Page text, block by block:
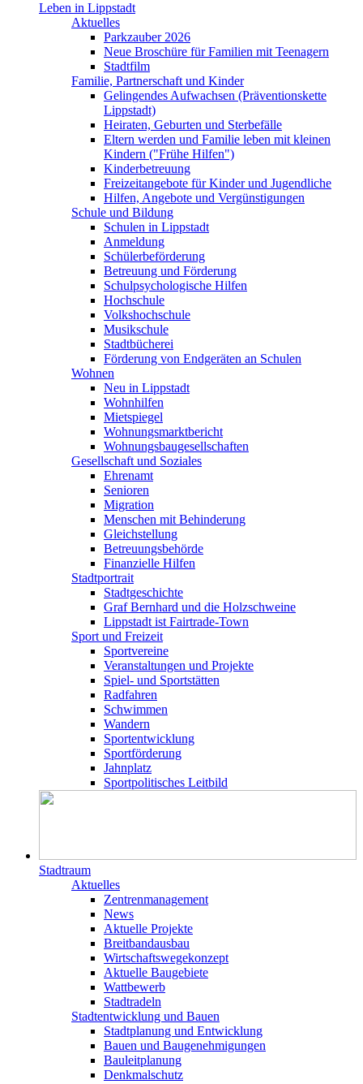
Leben in Lippstadt
Aktuelles
Parkzauber 2026
Neue Broschüre für Familien mit Teenagern
Stadtfilm
Familie, Partnerschaft und Kinder
Gelingendes Aufwachsen (Präventionskette
Lippstadt)
Heiraten, Geburten und Sterbefälle
Eltern werden und Familie leben mit kleinen
Kindern ("Frühe Hilfen")
Kinderbetreuung
Freizeitangebote für Kinder und Jugendliche
Hilfen, Angebote und Vergünstigungen
Schule und Bildung
Schulen in Lippstadt
Anmeldung
Schülerbeförderung
Betreuung und Förderung
Schulpsychologische Hilfen
Hochschule
Volkshochschule
Musikschule
Stadtbücherei
Förderung von Endgeräten an Schulen
Wohnen
Neu in Lippstadt
Wohnhilfen
Mietspiegel
Wohnungsmarktbericht
Wohnungsbaugesellschaften
Gesellschaft und Soziales
Ehrenamt
Senioren
Migration
Menschen mit Behinderung
Gleichstellung
Betreuungsbehörde
Finanzielle Hilfen
Stadtportrait
Stadtgeschichte
Graf Bernhard und die Holzschweine
Lippstadt ist Fairtrade-Town
Sport und Freizeit
Sportvereine
Veranstaltungen und Projekte
Spiel- und Sportstätten
Radfahren
Schwimmen
Wandern
Sportentwicklung
Sportförderung
Jahnplatz
Sportpolitisches Leitbild
Stadtraum
Aktuelles
Zentrenmanagement
News
Aktuelle Projekte
Breitbandausbau
Wirtschaftswegekonzept
Aktuelle Baugebiete
Wattbewerb
Stadtradeln
Stadtentwicklung und Bauen
Stadtplanung und Entwicklung
Bauen und Baugenehmigungen
Bauleitplanung
Denkmalschutz